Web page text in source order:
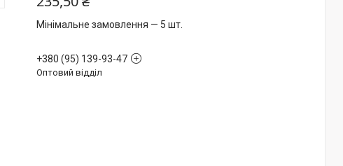
Мінімальне замовлення — 5 шт.
+380 (95) 139-93-47
Оптовий відділ